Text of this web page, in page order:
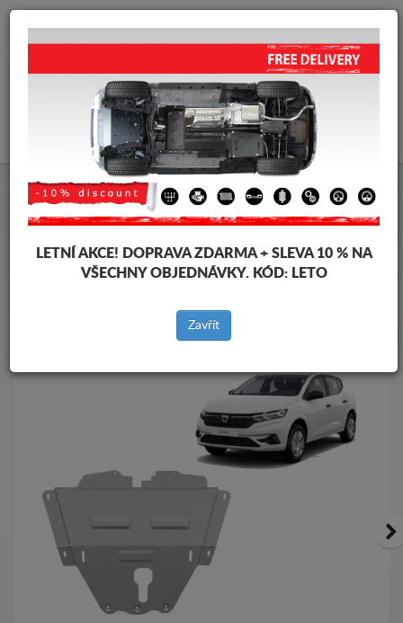
info@krytpodmotor.com
Kryt pod motor Dacia Kryt pod motor Dacia Sandero III
vozidel
Značky vozidel
Zpět na produkty
LETNÍ AKCE! DOPRAVA ZDARMA + SLEVA 10 % NA
VŠECHNY OBJEDNÁVKY. KÓD: LETO
Zavřít